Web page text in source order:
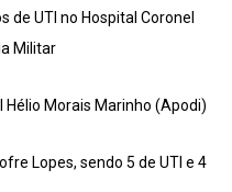
de UTI no Hospital Coronel
Militar
Hélio Morais Marinho (Apodi)
Lopes, sendo 5 de UTI e 4